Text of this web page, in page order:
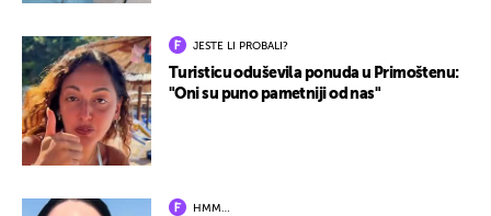
JESTE LI PROBALI?
Turisticu oduševila ponuda u Primoštenu:
"Oni su puno pametniji od nas"
HMM…